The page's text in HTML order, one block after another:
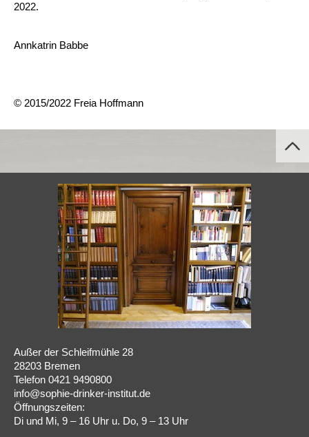
2022.
Annkatrin Babbe
© 2015/2022 Freia Hoffmann
Außer der Schleifmühle 28
28203 Bremen
Telefon 0421 9490800
info@sophie-drinker-institut.de
Öffnungszeiten:
Di und Mi, 9 – 16 Uhr u. Do, 9 – 13 Uhr